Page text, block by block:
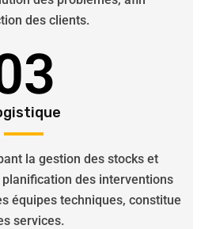
des clients.
la gestion des stocks et
des interventions
équipes techniques, constitue
services.